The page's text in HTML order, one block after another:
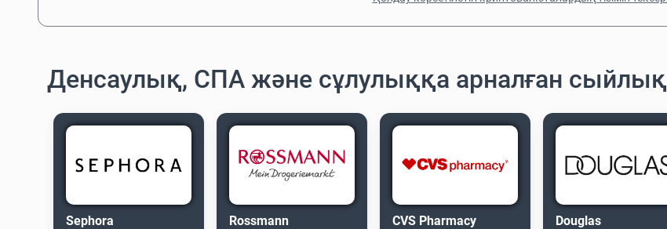
Денсаулық, СПА және сұлулыққа арналған
Sephora Rossmann CVS Pharmacy Douglas